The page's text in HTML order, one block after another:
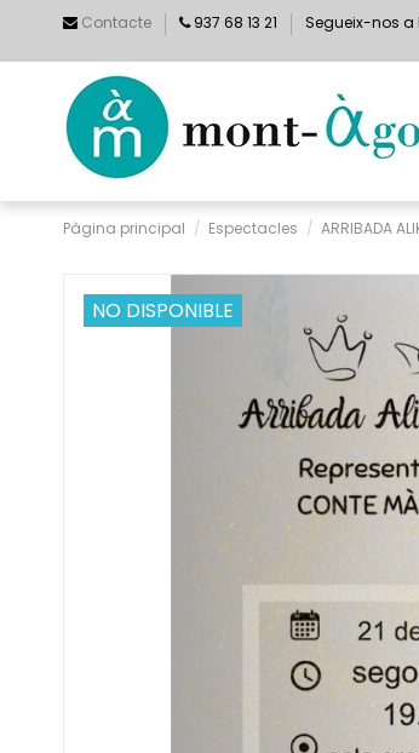
Contacte 937 68 13 21 Segueix-nos
Pàgina principal Espectacles ARRIBADA
NO DISPONIBLE